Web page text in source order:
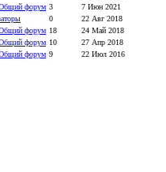
форум 3
7 Июн 2021
0
22 Авг 2018
форум 18
24 Май 2018
форум 10
27 Апр 2018
форум 9
22 Июл 2016